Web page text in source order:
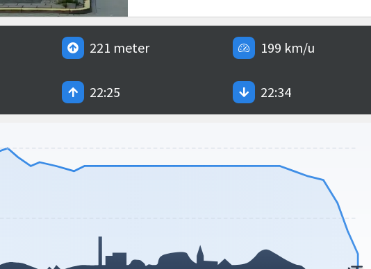
221 meter 199 km/u
22:25 22:34